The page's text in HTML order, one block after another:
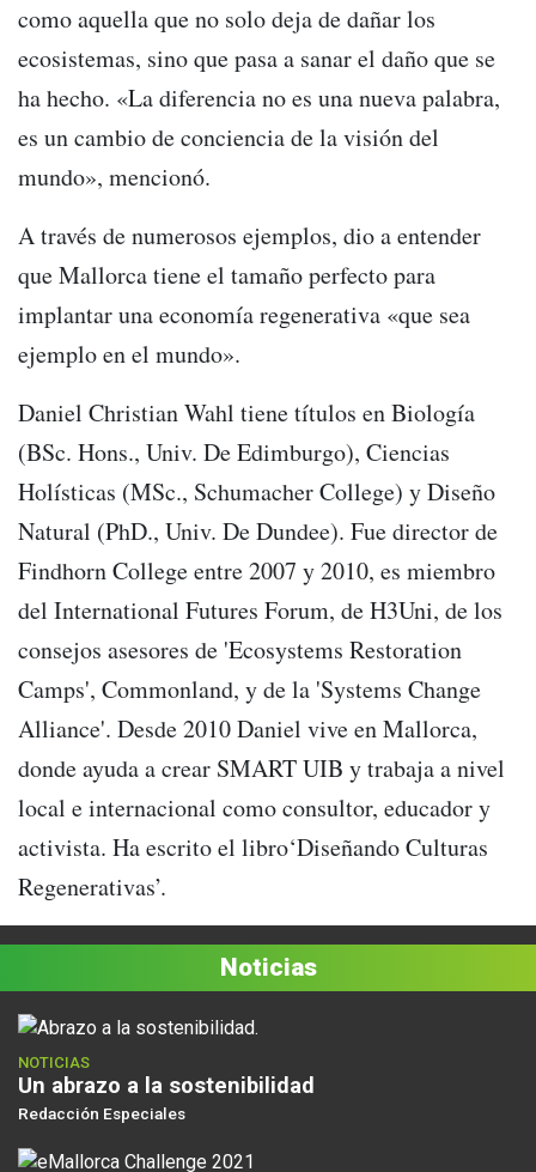
como aquella que no solo deja de dañar los
ecosistemas, sino que pasa a sanar el daño que se
ha hecho. «La diferencia no es una nueva palabra,
es un cambio de conciencia de la visión del
mundo», mencionó.
A través de numerosos ejemplos, dio a entender
que Mallorca tiene el tamaño perfecto para
implantar una economía regenerativa «que sea
ejemplo en el mundo».
Daniel Christian Wahl tiene títulos en Biología
(BSc. Hons., Univ. De Edimburgo), Ciencias
Holísticas (MSc., Schumacher College) y Diseño
Natural (PhD., Univ. De Dundee). Fue director de
Findhorn College entre 2007 y 2010, es miembro
del International Futures Forum, de H3Uni, de los
consejos asesores de 'Ecosystems Restoration
Camps', Commonland, y de la 'Systems Change
Alliance'. Desde 2010 Daniel vive en Mallorca,
donde ayuda a crear SMART UIB y trabaja a nivel
local e internacional como consultor, educador y
activista. Ha escrito el libro‘Diseñando Culturas
Regenerativas’.
Noticias
NOTICIAS
Un abrazo a la sostenibilidad
Redacción Especiales